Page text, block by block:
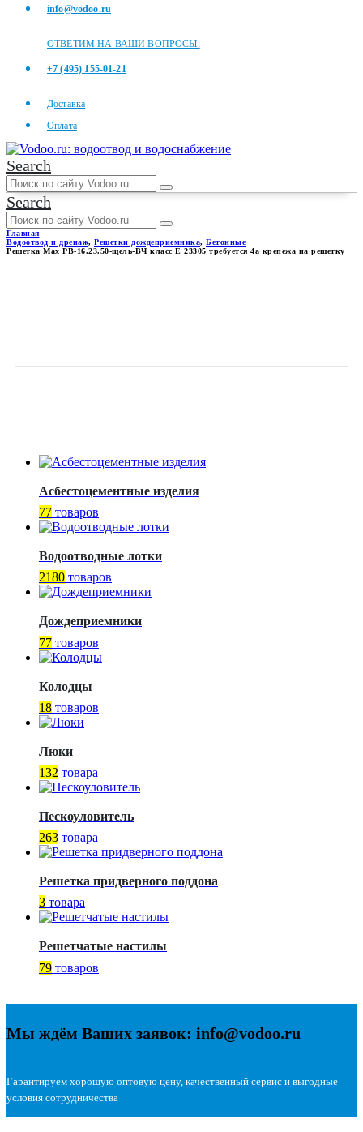
info@vodoo.ru
ОТВЕТИМ НА ВАШИ ВОПРОСЫ:
+7 (495) 155-01-21
Доставка
Оплата
Search
Search
Главная
Водоотвод и дренаж, Решетки дождеприемника, Бетонные
Решетка Max РВ-16.23.50-щель-ВЧ класс E 23305 требуется 4а крепежа на решетку
Асбестоцементные изделия
77 товаров
Водоотводные лотки
2180 товаров
Дождеприемники
77 товаров
Колодцы
18 товаров
Люки
132 товара
Пескоуловитель
263 товара
Решетка придверного поддона
3 товара
Решетчатые настилы
79 товаров
Мы ждём Ваших заявок: info@vodoo.ru
Гарантируем хорошую оптовую цену, качественный сервис и выгодные
условия сотрудничества